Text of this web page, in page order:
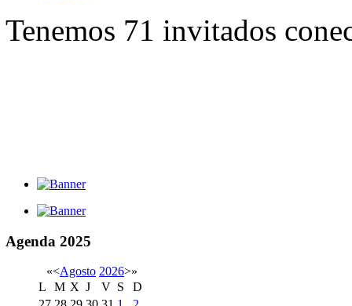
Tenemos 71 invitados
Agenda 2025
«<Agosto 2026>»
L
M X J V S
D